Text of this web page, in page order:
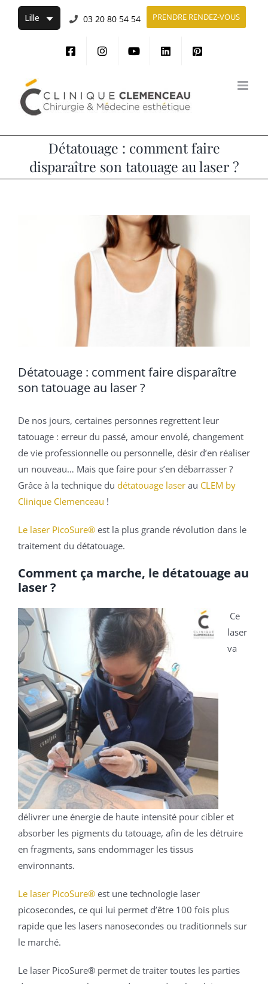
Passer
03 20 80 54 54 PRENDRE RENDEZ-VOUS
Détatouage : comment faire
disparaître son tatouage au laser ?
Détatouage : comment faire disparaître
son tatouage au laser ?
De nos jours, certaines personnes regrettent leur
tatouage : erreur du passé, amour envolé, changement
de vie professionnelle ou personnelle, désir d’en réaliser
un nouveau… Mais que faire pour s’en débarrasser ?
Grâce à la technique du détatouage laser au CLEM by
Clinique Clemenceau !
Le laser PicoSure® est la plus grande révolution dans le
traitement du détatouage.
Comment ça marche, le détatouage au
laser ?
Ce
laser
va
délivrer une énergie de haute intensité pour cibler et
absorber les pigments du tatouage, afin de les détruire
en fragments, sans endommager les tissus
environnants.
Le laser PicoSure® est une technologie laser
picosecondes, ce qui lui permet d’être 100 fois plus
rapide que les lasers nanosecondes ou traditionnels sur
le marché.
Le laser PicoSure® permet de traiter toutes les parties